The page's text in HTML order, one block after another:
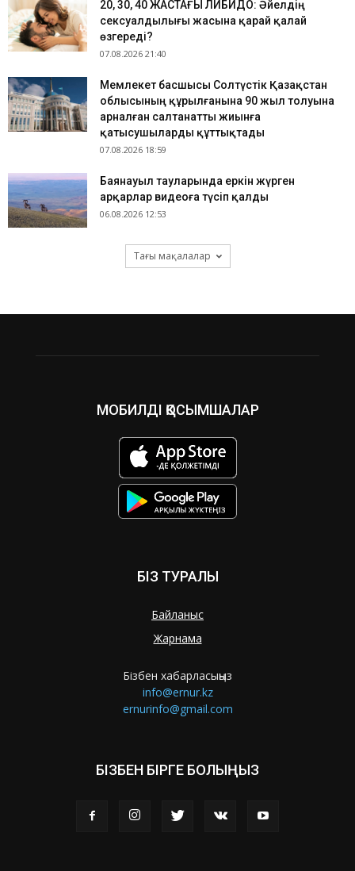
​20, 30, 40 ЖАСТАҒЫ ЛИБИДО: Әйелдің
сексуалдылығы жасына қарай қалай
өзгереді?
07.08.2026 21:40
Мемлекет басшысы Солтүстік Қазақстан
облысының құрылғанына 90 жыл толуына
арналған салтанатты жиынға
қатысушыларды құттықтады
07.08.2026 18:59
Баянауыл тауларында еркін жүрген
арқарлар видеоға түсіп қалды
06.08.2026 12:53
Тағы мақалалар
МОБИЛДІ ҚОСЫМШАЛАР
БІЗ ТУРАЛЫ
Байланыс
Жарнама
Бізбен хабарласыңыз
info@ernur.kz
ernurinfo@gmail.com
БІЗБЕН БІРГЕ БОЛЫҢЫЗ